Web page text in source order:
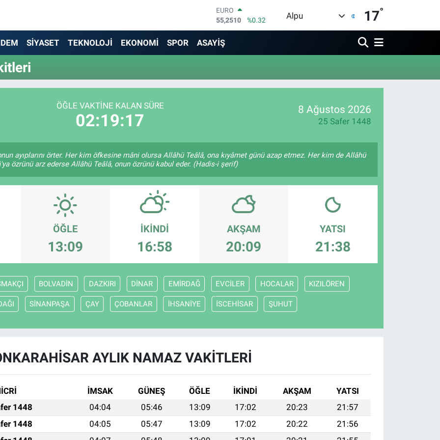
EURO
55,2510
%0.32
STERLİN
64,4811
GRAM ALTIN
13.779
%-14
BITCOIN
Alpu 17°
SİYASET TEKNOLOJİ EKONOMİ SPOR ASAYİŞ
ÖĞLE VAKTINE KALAN SÜRE
02:19:17
8 Ağustos 2026
25 Safer 1448
ayıplarını örter. Her kim öfkesine mâni olursa Allâhü Teâlâ, ona kıyâmet günü azap etmez. Her kim de Allâhü
özrünü arz ederse Allâhü Teâlâ, onun özrünü kabul eder. (Hadis-i şerif)
ÖĞLE
13:09
İKINDI
16:58
AKŞAM
20:09
YATSI
21:38
BOLVADİN DAZKIRI DİNAR EMİRDAĞ EVCİLER HOCALAR KIZILÖREN
SİNANPAŞA ÇAY ÇOBANLAR İHSANİYE İSCEHİSAR ŞUHUT
AYLIK NAMAZ VAKITLERI
İMSAK GÜNEŞ ÖĞLE İKINDI AKŞAM
YATSI
1448 04:04 05:46 13:09 17:02 20:23
21:57
1448 04:05 05:47 13:09 17:02 20:22
21:56